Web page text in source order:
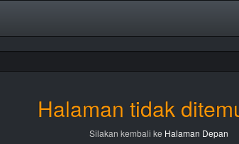
Halaman tidak
Silakan kembali ke Halaman Depan